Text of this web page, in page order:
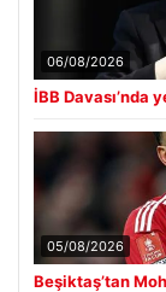
06/08/2026
İBB Davası’nda
05/08/2026
Beşiktaş’tan